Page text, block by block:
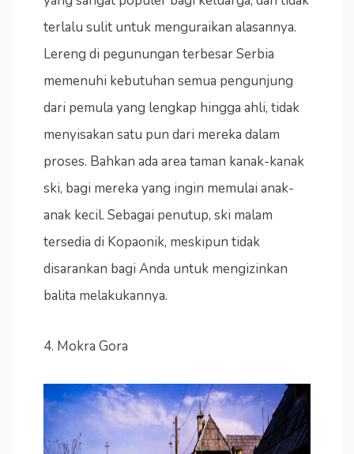
terlalu sulit untuk menguraikan alasannya.
Lereng di pegunungan terbesar Serbia
memenuhi kebutuhan semua pengunjung
dari pemula yang lengkap hingga ahli, tidak
menyisakan satu pun dari mereka dalam
proses. Bahkan ada area taman kanak-kanak
ski, bagi mereka yang ingin memulai anak-
anak kecil. Sebagai penutup, ski malam
tersedia di Kopaonik, meskipun tidak
disarankan bagi Anda untuk mengizinkan
balita melakukannya.
4. Mokra Gora